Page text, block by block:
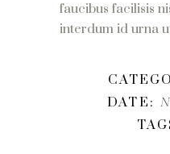
faucibus facilisis
interdum id urna
DATE: